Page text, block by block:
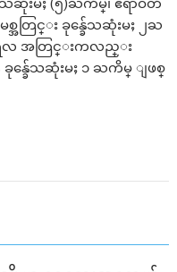
တြင္း ခုန္ခ်ေသဆုံးမႈ ၂ႀ
ဝါရီလ အတြင္းကလည္း
န္ခ်ေသဆုံးမႈ ၁ ႀကိမ္ ျဖစ္